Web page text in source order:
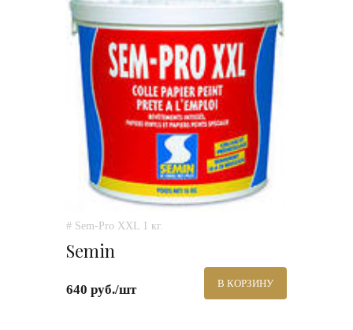
# Sem-Pro XXL 1 кг.
Semin
640 руб./шт В КОРЗИНУ